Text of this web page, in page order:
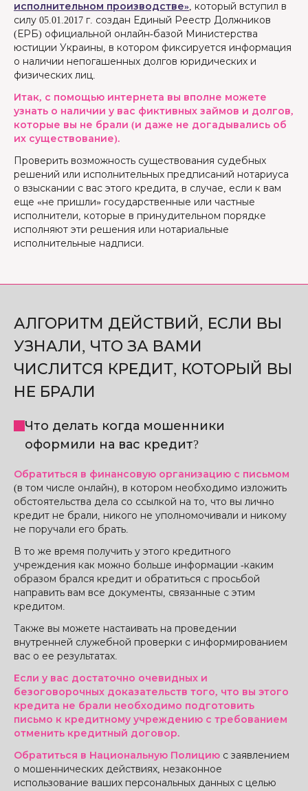
исполнительном производстве», который вступил в
силу 05.01.2017 г. создан Единый Реестр Должников
(ЕРБ) официальной онлайн-базой Министерства
юстиции Украины, в котором фиксируется информация
о наличии непогашенных долгов юридических и
физических лиц.
Итак, с помощью интернета вы вполне можете
узнать о наличии у вас фиктивных займов и долгов,
которые вы не брали (и даже не догадывались об
их существование).
Проверить возможность существования судебных
решений или исполнительных предписаний нотариуса
о взыскании с вас этого кредита, в случае, если к вам
еще «не пришли» государственные или частные
исполнители, которые в принудительном порядке
исполняют эти решения или нотариальные
исполнительные надписи.
АЛГОРИТМ ДЕЙСТВИЙ, ЕСЛИ ВЫ
УЗНАЛИ, ЧТО ЗА ВАМИ
ЧИСЛИТСЯ КРЕДИТ, КОТОРЫЙ ВЫ
НЕ БРАЛИ
Что делать когда мошенники
оформили на вас кредит?
Обратиться в финансовую организацию с письмом
(в том числе онлайн), в котором необходимо изложить
обстоятельства дела со ссылкой на то, что вы лично
кредит не брали, никого не уполномочивали и никому
не поручали его брать.
В то же время получить у этого кредитного
учреждения как можно больше информации -каким
образом брался кредит и обратиться с просьбой
направить вам все документы, связанные с этим
кредитом.
Также вы можете настаивать на проведении
внутренней служебной проверки с информированием
вас о ее результатах.
Если у вас достаточно очевидных и
безоговорочных доказательств того, что вы этого
кредита не брали необходимо подготовить
письмо к кредитному учреждению с требованием
отменить кредитный договор.
Обратиться в Национальную Полицию с заявлением
о мошеннических действиях, незаконное
использование ваших персональных данных с целью